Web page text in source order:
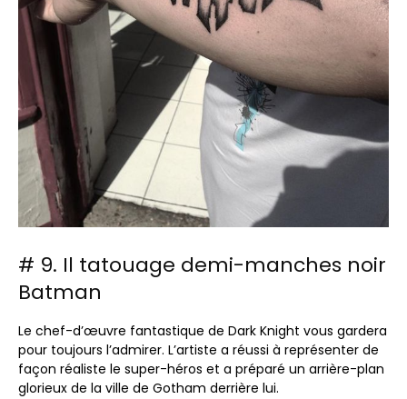
# 9. Il tatouage demi-manches noir
Batman
Le chef-d’œuvre fantastique de Dark Knight vous gardera
pour toujours l’admirer. L’artiste a réussi à représenter de
façon réaliste le super-héros et a préparé un arrière-plan
glorieux de la ville de Gotham derrière lui.